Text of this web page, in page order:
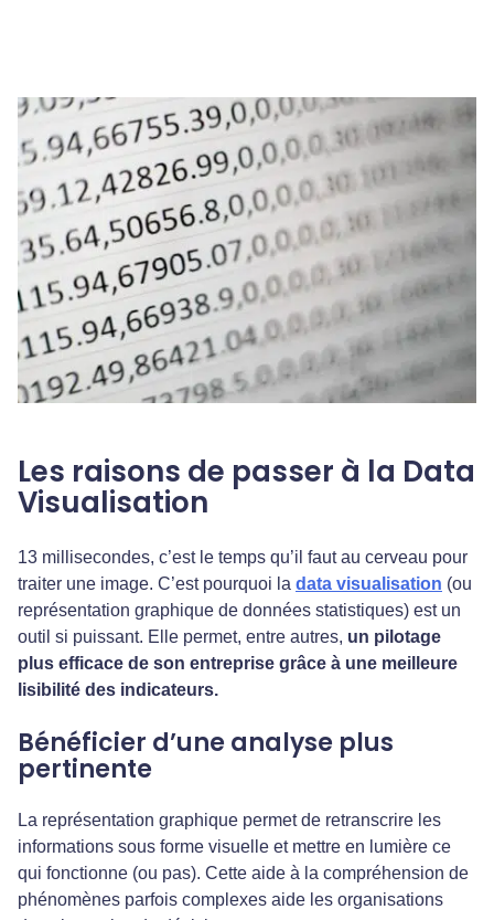
Les raisons de passer à la Data
Visualisation
13 millisecondes, c’est le temps qu’il faut au cerveau pour
traiter une image. C’est pourquoi la data visualisation (ou
représentation graphique de données statistiques) est un
outil si puissant. Elle permet, entre autres, un pilotage
plus efficace de son entreprise grâce à une meilleure
lisibilité des indicateurs.
Bénéficier d’une analyse plus
pertinente
La représentation graphique permet de retranscrire les
informations sous forme visuelle et mettre en lumière ce
qui fonctionne (ou pas). Cette aide à la compréhension de
phénomènes parfois complexes aide les organisations